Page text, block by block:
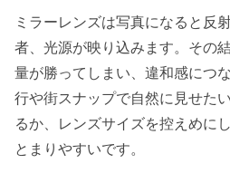
ミラーレンズは写真になると反
者、光源が映り込みます。その
量が勝ってしまい、違和感につ
行や街スナップで自然に見せた
るか、レンズサイズを控えめに
とまりやすいです。